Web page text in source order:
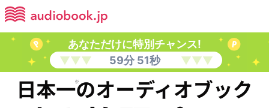
あなただけに特別チャンス!
59分50秒